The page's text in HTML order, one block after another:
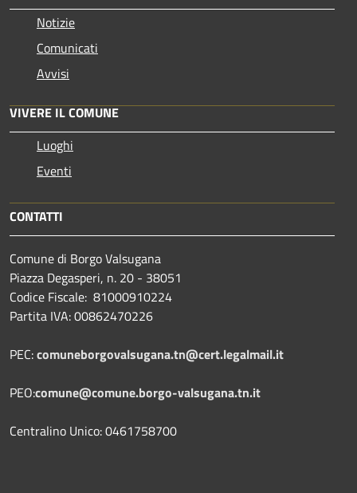
Notizie
Comunicati
Avvisi
VIVERE IL COMUNE
Luoghi
Eventi
CONTATTI
Comune di Borgo Valsugana
Piazza Degasperi, n. 20 - 38051
Codice Fiscale: 81000910224
Partita IVA: 00862470226
PEC:comuneborgovalsugana.tn@cert.legalmail.it
PEO:comune@comune.borgo-valsugana.tn.it
Centralino Unico: 0461758700